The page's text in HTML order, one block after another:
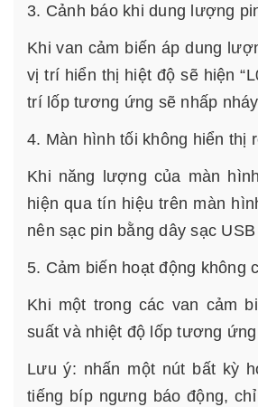
3. Cảnh báo khi dung lượng
Khi van cảm biến áp dung
vị trí hiển thị hiệt độ sẽ hiện
trí lốp tương ứng sẽ nhấp
4. Màn hình tối không hiển thị
Khi năng lượng của màn
hiện qua tín hiệu trên màn
nên sạc pin bằng dây sạc
5. Cảm biến hoạt động không
Khi một trong các van cảm
suất và nhiệt độ lốp tương ứng
Lưu ý: nhấn một nút bất kỳ
tiếng bíp ngưng báo động,